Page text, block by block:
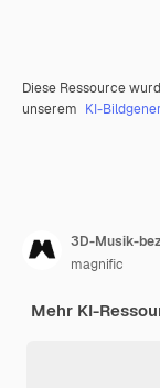
Diese Ressource
unserem KI-
3D-Musik-
magnific
Mehr KI-